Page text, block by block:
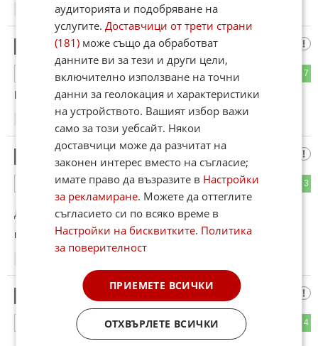
15.05.2026
Хаха
7
Не случайно играят в синьо... По венците ще ги познаете..
15.05.2026
вие сте
3
ОТГОВОР
До коментар#6от "пляскащата с сици":
втори след вторите след селтик по втори , динамовец
имаш ли
4
аудиторията и подобряване на
услугите.Доставчици от трети страни
(181) може също да обработват
данните ви за тези и други цели,
включително използване на точни
данни за геолокация и характеристики
на устройството. Вашият избор важи
само за този уебсайт. Някои
доставчици може да разчитат на
законен интерес вместо на съгласие;
имате право да възразите в Настройки
за рекламиране. Можете да оттеглите
съгласието си по всяко време в
Настройки на бисквитките. Политика
за поверителност
ПРИЕМЕТЕ ВСИЧКИ
ОТХВЪРЛЕТЕ ВСИЧКИ